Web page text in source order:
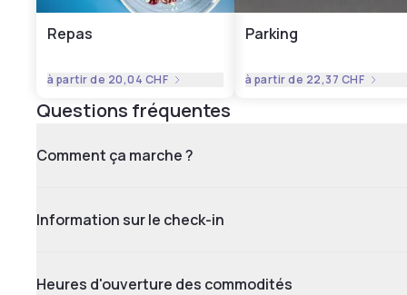
Repas
à partir de 20,04 CHF
Parking
à partir de 22,37 CHF
Questions fréquentes
Comment ça marche ?
Information sur le check-in
Heures d'ouverture des commodités